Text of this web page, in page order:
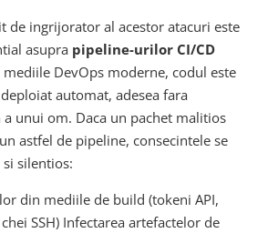
de ingrijorator al acestor atacuri este
asupra pipeline-urilor CI/CD
mediile DevOps moderne, codul este
automat, adesea fara
unui om. Daca un pachet malitios
astfel de pipeline, consecintele se
silentios:
din mediile de build (tokeni API,
SSH) Infectarea artefactelor de